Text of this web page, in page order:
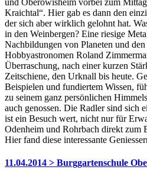
und Oberöwisheim vorbei zum
Kraichtal“. Hier gab es dann den
der sich aber wirklich gelohnt hat.
in den Weinbergen? Eine riesige
Nachbildungen von Planeten und
Hobbyastronomen Roland
Überraschung, nach einer kurzen
Zeitschiene, den Urknall bis heute.
Beispielen und fundiertem Wissen,
zu seinem ganz persönlichen
auch genossen. Die Radler sind sich
ist ein Besuch wert, nicht nur für
Odenheim und Rohrbach direkt zum
Hier fand diese interessante
11.04.2014 > Burggartenschule